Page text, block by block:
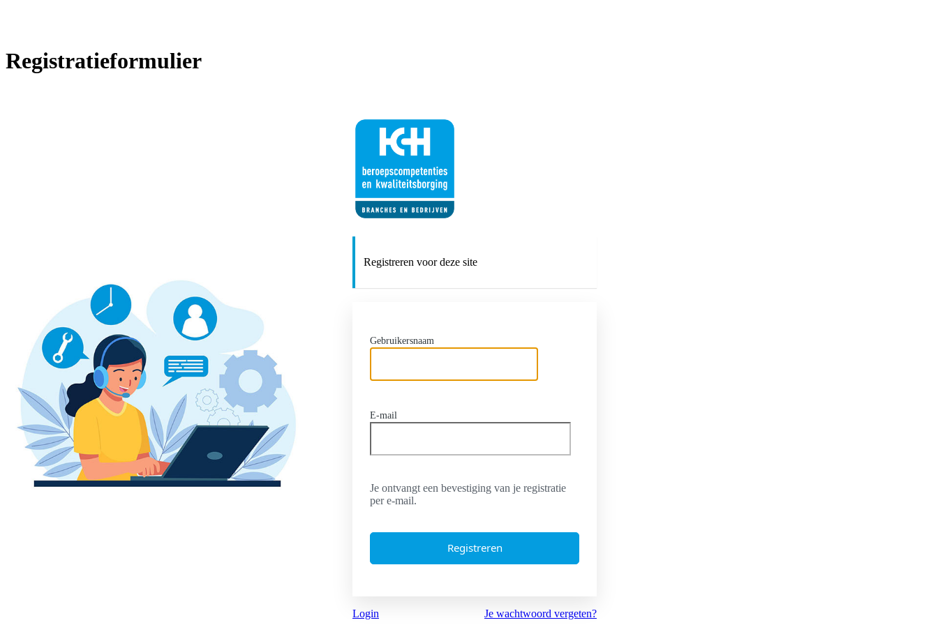
Registratieformulier
Registreren voor deze site
Gebruikersnaam
E-mail
Je ontvangt een bevestiging van je registratie
per e-mail.
Login Je wachtwoord vergeten?